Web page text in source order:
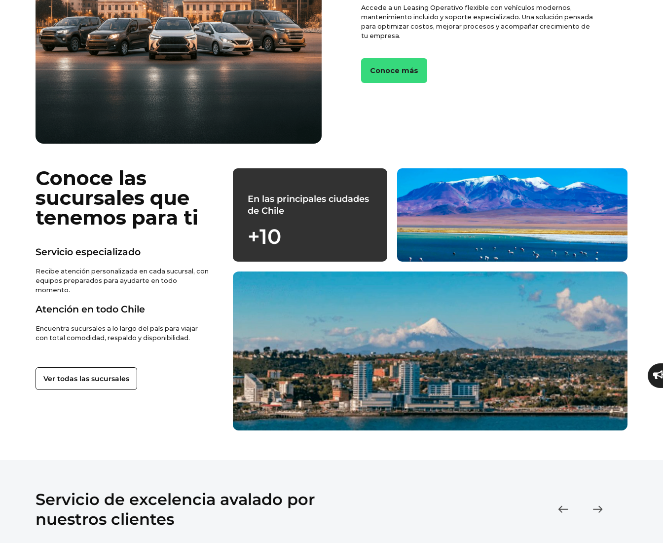
Accede a un Leasing Operativo flexible con vehículos modernos,
mantenimiento incluido y soporte especializado. Una solución pensada
para optimizar costos, mejorar procesos y acompañar crecimiento de
tu empresa.
Conoce más
Conoce las
sucursales que
tenemos para ti
Servicio especializado
Recibe atención personalizada en cada sucursal, con
equipos preparados para ayudarte en todo
momento.
Atención en todo Chile
Encuentra sucursales a lo largo del país para viajar
con total comodidad, respaldo y disponibilidad.
Ver todas las sucursales
En las principales ciudades
de Chile
+10
Servicio de excelencia avalado por
nuestros clientes